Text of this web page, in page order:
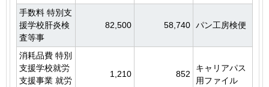
手数料 特別支
援学校肝炎検
査等事
82,500 58,740 パン工房検便
消耗品費 特別
支援学校就労
支援事業 就労
1,210 852
キャリアパス
用ファイル